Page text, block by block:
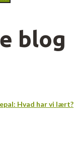
blog
Hvad har vi lært?